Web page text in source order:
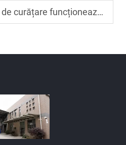
cel mai bine pentru papucii ecologici pentru hoteluri?